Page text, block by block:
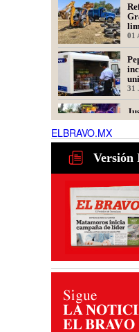
01
31
31
ELBRAVO.MX
Versión